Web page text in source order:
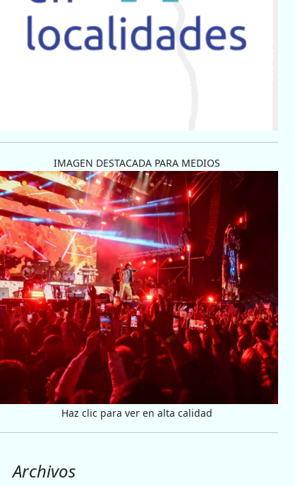
IMAGEN DESTACADA PARA MEDIOS
Haz clic para ver en alta calidad
Archivos